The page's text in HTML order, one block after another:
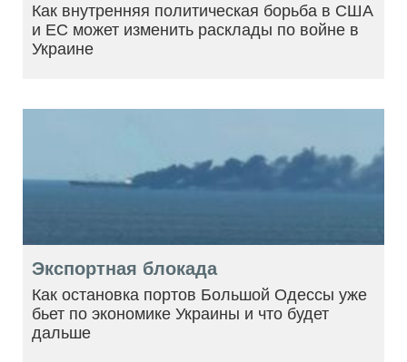
Как внутренняя политическая борьба в США
и ЕС может изменить расклады по войне в
Украине
Экспортная блокада
Как остановка портов Большой Одессы уже
бьет по экономике Украины и что будет
дальше